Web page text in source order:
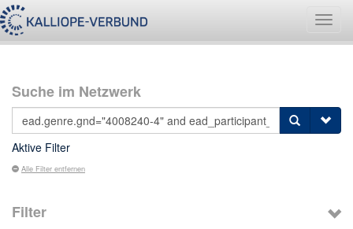
Suche im Netzwerk
Aktive Filter
Alle Filter entfernen
Filter